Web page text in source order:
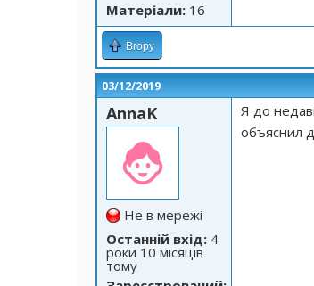
Матеріали: 16
Вгору
03/12/2019
AnnaK
Не в мережі
Останній вхід: 4
роки 10 місяців
тому
Я до
объяснил